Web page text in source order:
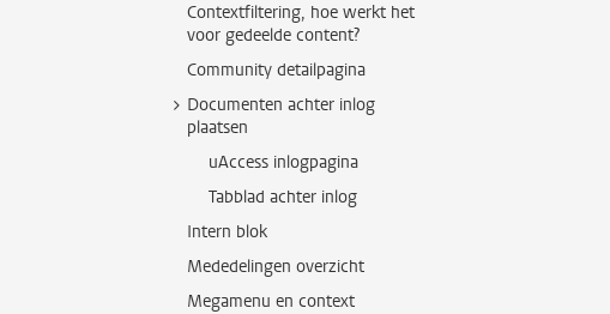
Contextfiltering, hoe werkt het
voor gedeelde content?
Community detailpagina
Documenten achter inlog
plaatsen
uAccess inlogpagina
Tabblad achter inlog
Intern blok
Mededelingen overzicht
Megamenu en context